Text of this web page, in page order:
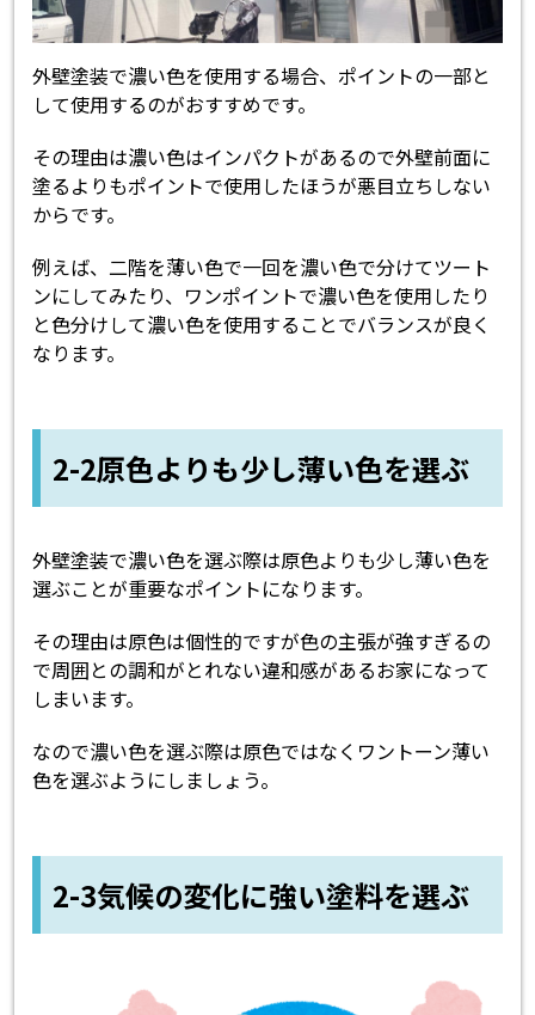
外壁塗装で濃い色を使用する場合、ポイントの一部と
して使用するのがおすすめです。
その理由は濃い色はインパクトがあるので外壁前面に
塗るよりもポイントで使用したほうが悪目立ちしない
からです。
例えば、二階を薄い色で一回を濃い色で分けてツート
ンにしてみたり、ワンポイントで濃い色を使用したり
と色分けして濃い色を使用することでバランスが良く
なります。
2-2原色よりも少し薄い色を選ぶ
外壁塗装で濃い色を選ぶ際は原色よりも少し薄い色を
選ぶことが重要なポイントになります。
その理由は原色は個性的ですが色の主張が強すぎるの
で周囲との調和がとれない違和感があるお家になって
しまいます。
なので濃い色を選ぶ際は原色ではなくワントーン薄い
色を選ぶようにしましょう。
2-3気候の変化に強い塗料を選ぶ